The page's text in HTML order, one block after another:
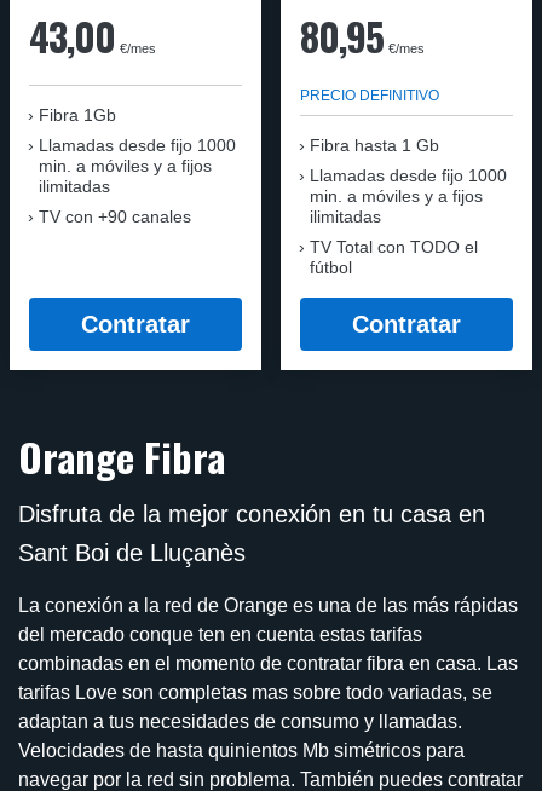
43,00 €/mes
Fibra 1Gb
Llamadas desde fijo 1000
min. a móviles y a fijos
ilimitadas
TV con +90 canales
Contratar
80,95 €/mes
PRECIO DEFINITIVO
Fibra hasta 1 Gb
Llamadas desde fijo 1000
min. a móviles y a fijos
ilimitadas
TV Total con TODO el
fútbol
Contratar
Orange Fibra
Disfruta de la mejor conexión en tu casa en
Sant Boi de Lluçanès
La conexión a la red de Orange es una de las más rápidas
del mercado conque ten en cuenta estas tarifas
combinadas en el momento de contratar fibra en casa. Las
tarifas Love son completas mas sobre todo variadas, se
adaptan a tus necesidades de consumo y llamadas.
Velocidades de hasta quinientos Mb simétricos para
navegar por la red sin problema. También puedes contratar